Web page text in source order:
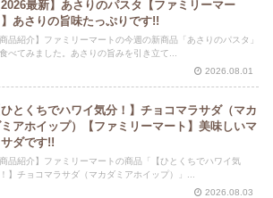
2026最新】あさりのパスタ【ファミリーマー
】あさりの旨味たっぷりです!!
商品紹介】ファミリーマートの今週の新商品「あさりのパスタ」
べてみました。あさりの旨みを引き立て...
2026.08.01
ひとくちでハワイ気分！】チョコマラサダ（マカ
アホイップ）【ファミリーマート】美味しいマ
ダです!!
商品紹介】ファミリーマートの商品「【ひとくちでハワイ気
】チョコマラサダ（マカダミアホイップ）」...
2026.08.03